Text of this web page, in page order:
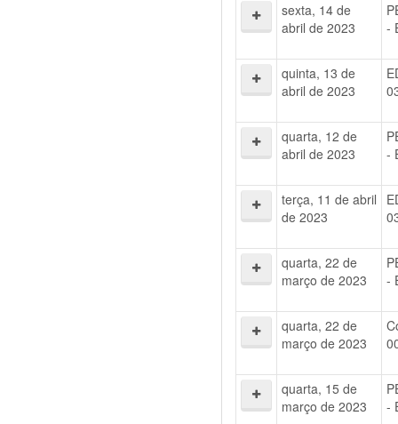
sexta, 14 de
abril de 2023
-
quinta, 13 de
abril de 2023
quarta, 12 de
abril de 2023
-
terça, 11 de abril
de 2023
quarta, 22 de
março de 2023
-
quarta, 22 de
março de 2023
quarta, 15 de
março de 2023
-